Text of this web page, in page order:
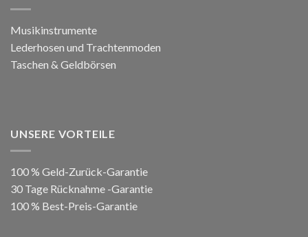
Musikinstrumente
Lederhosen und Trachtenmoden
Taschen & Geldbörsen
UNSERE VORTEILE
100 % Geld-Zurück-Garantie
30 Tage Rücknahme -Garantie
100 % Best-Preis-Garantie